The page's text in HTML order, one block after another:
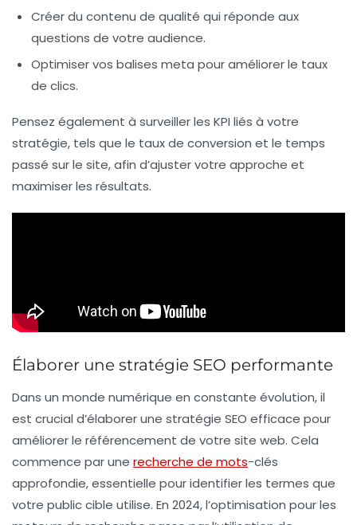
Créer du contenu de qualité qui réponde aux
questions de votre audience.
Optimiser vos balises meta pour améliorer le taux
de clics.
Pensez également à surveiller les KPI liés à votre
stratégie, tels que le taux de conversion et le temps
passé sur le site, afin d’ajuster votre approche et
maximiser les résultats.
Élaborer une stratégie SEO performante
Dans un monde numérique en constante évolution, il
est crucial d’élaborer une stratégie SEO efficace pour
améliorer le référencement de votre site web. Cela
commence par une recherche de mots-clés
approfondie, essentielle pour identifier les termes que
votre public cible utilise. En 2024, l’optimisation pour les